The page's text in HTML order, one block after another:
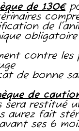
de 130€
de
contre les
de bonne
de
sera restitué
aurez fait
ses 6